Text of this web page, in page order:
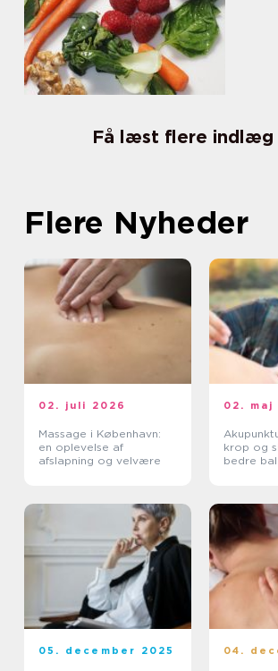
Få læst flere indlæg
Flere Nyheder
02. juli 2026
Massage i København:
en oplevelse af
afslapning og velvære
02. maj
krop og
bedre
05. december 2025 04.